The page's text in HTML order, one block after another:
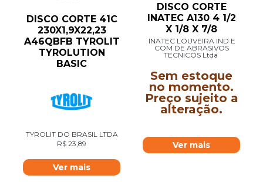
DISCO CORTE 41C
230X1,9X22,23
A46QBFB TYROLIT
TYROLUTION
BASIC
TYROLIT DO BRASIL LTDA
R$ 23,89
Ver mais
DISCO CORTE
INATEC A130 4 1/2
X 1/8 X 7/8
INATEC LOUVEIRA IND E
COM DE ABRASIVOS
TECNICOS Ltda
Sem estoque
no momento.
Preço sujeito a
alteração.
Ver mais